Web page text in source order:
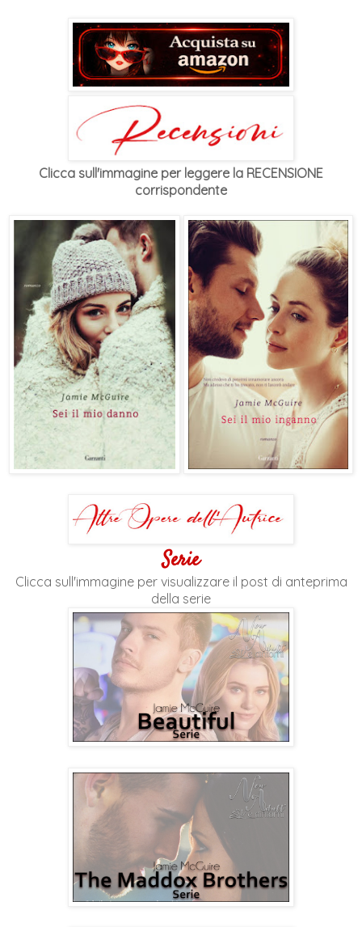
Clicca sull'immagine per leggere la RECENSIONE
corrispondente
Serie
Clicca sull'immagine per visualizzare il post di anteprima
della serie